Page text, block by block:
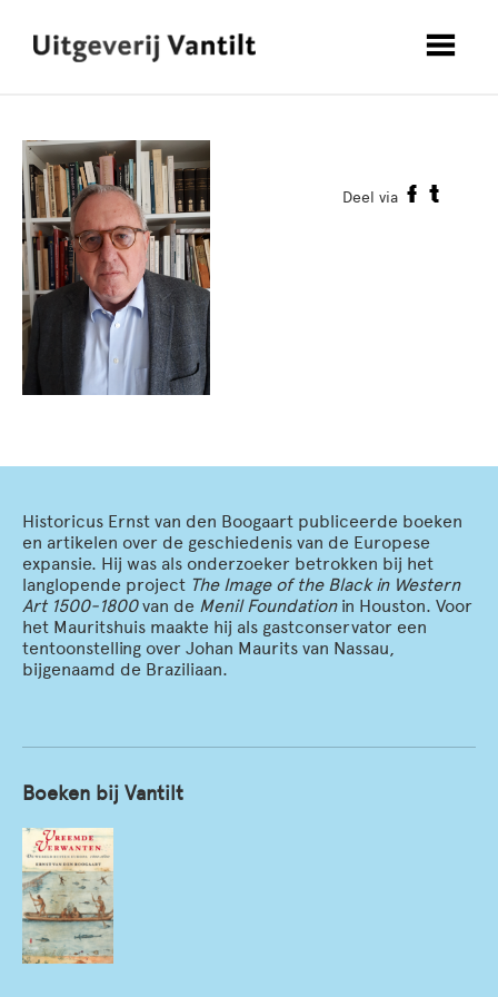
Deel via
Historicus Ernst van den Boogaart publiceerde boeken
en artikelen over de geschiedenis van de Europese
expansie. Hij was als onderzoeker betrokken bij het
langlopende project The Image of the Black in Western
Art 1500-1800van de Menil Foundationin Houston. Voor
het Mauritshuis maakte hij als gastconservator een
tentoonstelling over Johan Maurits van Nassau,
bijgenaamd de Braziliaan.
Boeken bij Vantilt